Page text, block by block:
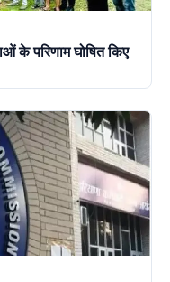
के परिणाम घोषित किए